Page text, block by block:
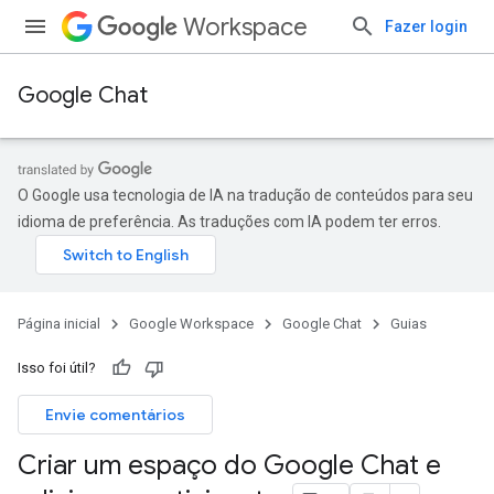
Workspace Fazer login
Google Chat
O Google usa tecnologia de IA na tradução de conteúdos para seu
idioma de preferência. As traduções com IA podem ter erros.
Página inicial Google Workspace Google Chat Guias
Isso foi útil?
Envie comentários
Criar um espaço do Google Chat e